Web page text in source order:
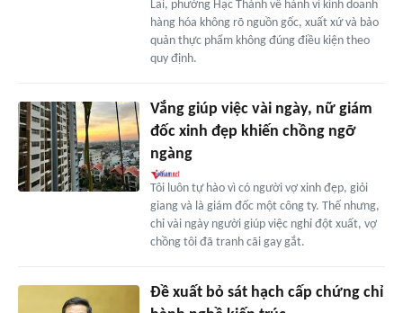
Lai, phường Hạc Thành về hành vi kinh doanh
hàng hóa không rõ nguồn gốc, xuất xứ và bảo
quản thực phẩm không đúng điều kiện theo
quy định.
Vắng giúp việc vài ngày, nữ giám
đốc xinh đẹp khiến chồng ngỡ
ngàng
Tôi luôn tự hào vì có người vợ xinh đẹp, giỏi
giang và là giám đốc một công ty. Thế nhưng,
chỉ vài ngày người giúp việc nghỉ đột xuất, vợ
chồng tôi đã tranh cãi gay gắt.
Đề xuất bỏ sát hạch cấp chứng chỉ